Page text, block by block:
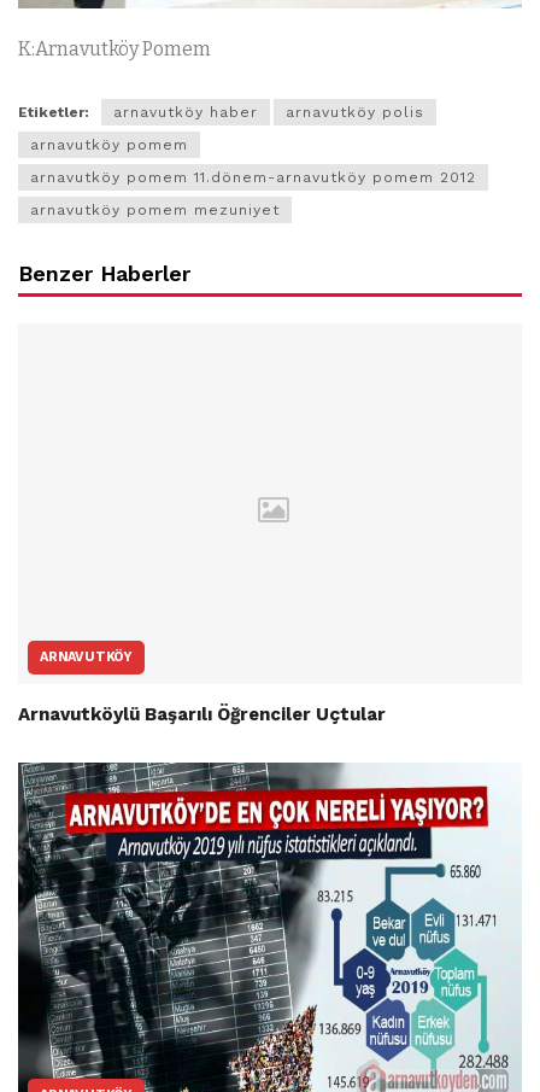
K:Arnavutköy Pomem
Etiketler: arnavutköy haber
arnavutköy polis
arnavutköy pomem
arnavutköy pomem 11.dönem-arnavutköy pomem 2012
arnavutköy pomem mezuniyet
Benzer Haberler
ARNAVUTKÖY
Arnavutköylü Başarılı Öğrenciler Uçtular